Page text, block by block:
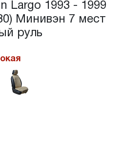
Largo 1993 - 1999
Минивэн 7 мест
руль